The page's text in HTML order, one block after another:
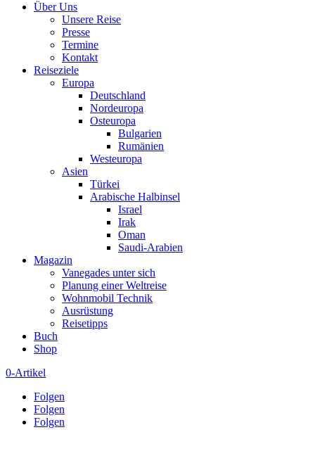
Über Uns
Unsere Reise
Presse
Termine
Kontakt
Reiseziele
Europa
Deutschland
Nordeuropa
Osteuropa
Bulgarien
Rumänien
Westeuropa
Asien
Türkei
Arabische Halbinsel
Israel
Irak
Oman
Saudi-Arabien
Magazin
Vanegades unter sich
Planung einer Weltreise
Wohnmobil Technik
Ausrüstung
Reisetipps
Buch
Shop
0-Artikel
Folgen
Folgen
Folgen